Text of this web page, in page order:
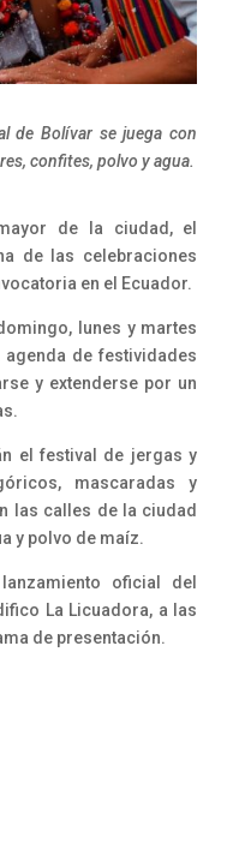
de Bolívar se juega con
confites, polvo y agua.
de la ciudad, el
de las celebraciones
en el Ecuador.
lunes y martes
de festividades
y extenderse por un
el festival de jergas y
mascaradas y
las calles de la ciudad
y polvo de maíz.
oficial del
La Licuadora, a las
de presentación.